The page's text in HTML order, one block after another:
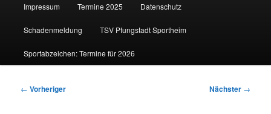
Impressum Termine 2025 Datenschutz
Schadenmeldung TSV Pfungstadt Sportheim
Sportabzeichen: Termine für 2026
Beitragsnavigation
← Vorheriger Nächster →